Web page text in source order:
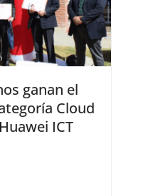
ganan el
Cloud
ICT